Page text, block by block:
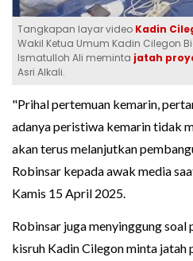
Tangkapan layar video Kadin
Wakil Ketua Umum Kadin Cilegon
Ismatulloh Ali meminta jatah
Asri Alkali.
"Prihal pertemuan kemarin,
adanya peristiwa kemarin tidak
akan terus melanjutkan
Robinsar kepada awak media
Kamis 15 April 2025.
Robinsar juga menyinggung soal
kisruh Kadin Cilegon minta jatah